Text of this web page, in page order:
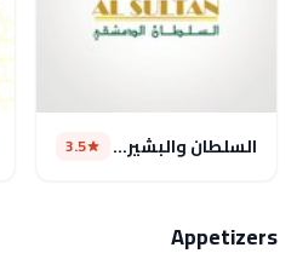
السلطان والبشير الدمشقي 3.5
Appetizers